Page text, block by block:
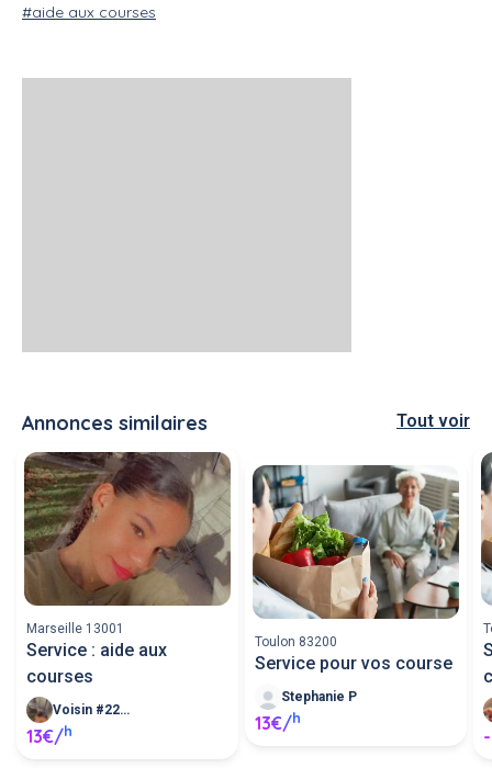
#aide aux courses
Annonces similaires Tout voir
Marseille 13001
Service : aide aux
courses
Voisin #220859
13€/h
Toulon 83200
Service pour vos course
Stephanie P
13€/h